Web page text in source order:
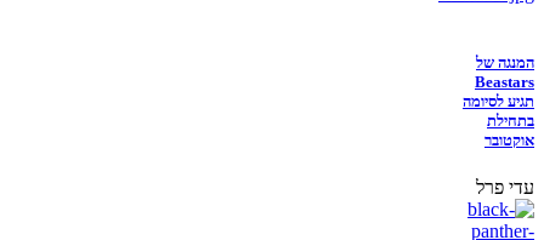
המנגה של
Beastars
תגיע לסיומה
בתחילת
אוקטובר
עדי פרל